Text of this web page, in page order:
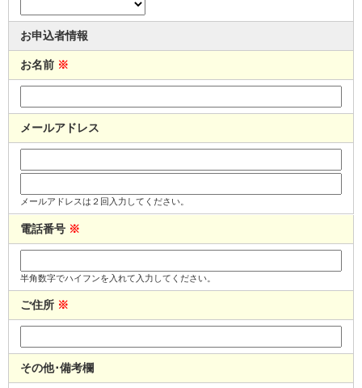
お申込者情報
お名前 ※
メールアドレス
メールアドレスは２回入力してください。
電話番号 ※
半角数字でハイフンを入れて入力してください。
ご住所 ※
その他･備考欄